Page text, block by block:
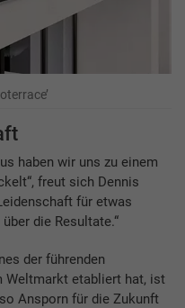
haben wir uns zu einem
freut sich Dennis
für etwas
die Resultate.“
der führenden
Weltmarkt etabliert hat, ist
Ansporn für die Zukunft